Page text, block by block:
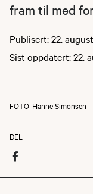
fram til med
Publisert: 22.
Sist oppdatert: 22.
FOTO Hanne Simonsen
DEL